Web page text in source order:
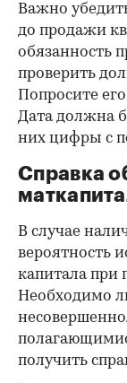
Важно
до продажи
обязанность
проверить
Попросите
Дата должна
них цифры с
Справка
В случае
вероятность
капитала при
Необходимо
получить